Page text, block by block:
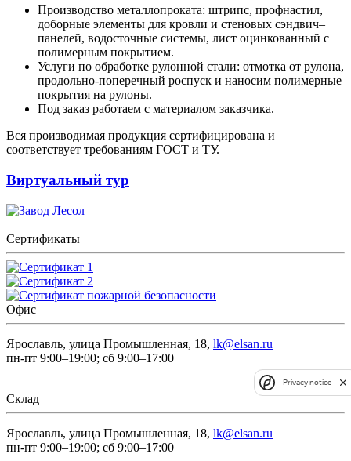
Производство металлопроката: штрипс, профнастил,
доборные элементы для кровли и стеновых сэндвич–
панелей, водосточные системы, лист оцинкованный с
полимерным покрытием.
Услуги по обработке рулонной стали: отмотка от рулона,
продольно-поперечный роспуск и наносим полимерные
покрытия на рулоны.
Под заказ работаем с материалом заказчика.
Вся производимая продукция сертифицирована и
соответствует требованиям ГОСТ и ТУ.
Виртуальный тур
Сертификаты
Офис
Ярославль, улица Промышленная, 18, lk@elsan.ru
пн-пт 9:00–19:00; сб 9:00–17:00
Склад
Ярославль, улица Промышленная, 18, lk@elsan.ru
пн-пт 9:00–19:00; сб 9:00–17:00
Privacy notice